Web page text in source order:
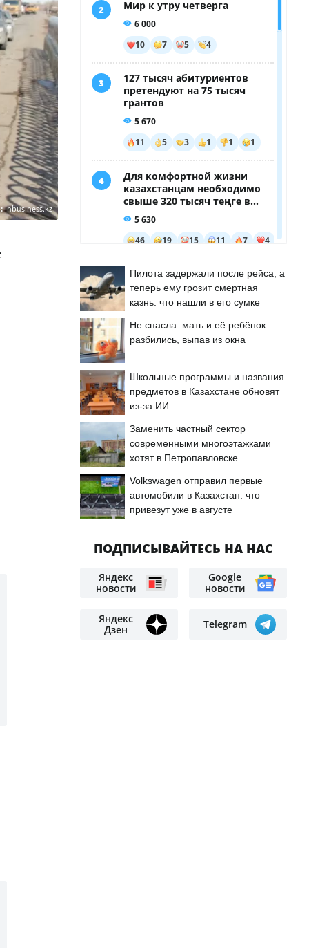
Inbusiness.kz
Пилота задержали после рейса, а
теперь ему грозит смертная
казнь: что нашли в его сумке
Не спасла: мать и её ребёнок
разбились, выпав из окна
Школьные программы и названия
предметов в Казахстане обновят
из-за ИИ
Заменить частный сектор
современными многоэтажками
хотят в Петропавловске
Volkswagen отправил первые
автомобили в Казахстан: что
привезут уже в августе
ПОДПИСЫВАЙТЕСЬ НА НАС
Яндекс
новости
Google
новости
Яндекс
Дзен
Telegram